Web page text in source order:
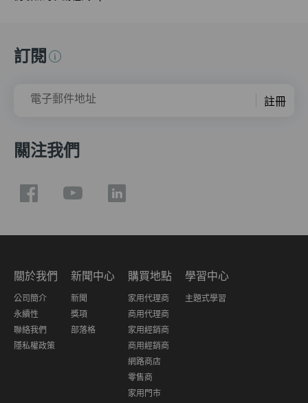
訂閱
電子郵件地址 註冊
關注我們
關於我們
公司簡介
永續性
聯絡我們
隱私權政策
新聞中心
新聞
獎項
部落格
購買地點
家用代理商
商用代理商
家用經銷商
商用經銷商
網路商店
零售商
家用門市
學習中心
主題式學習